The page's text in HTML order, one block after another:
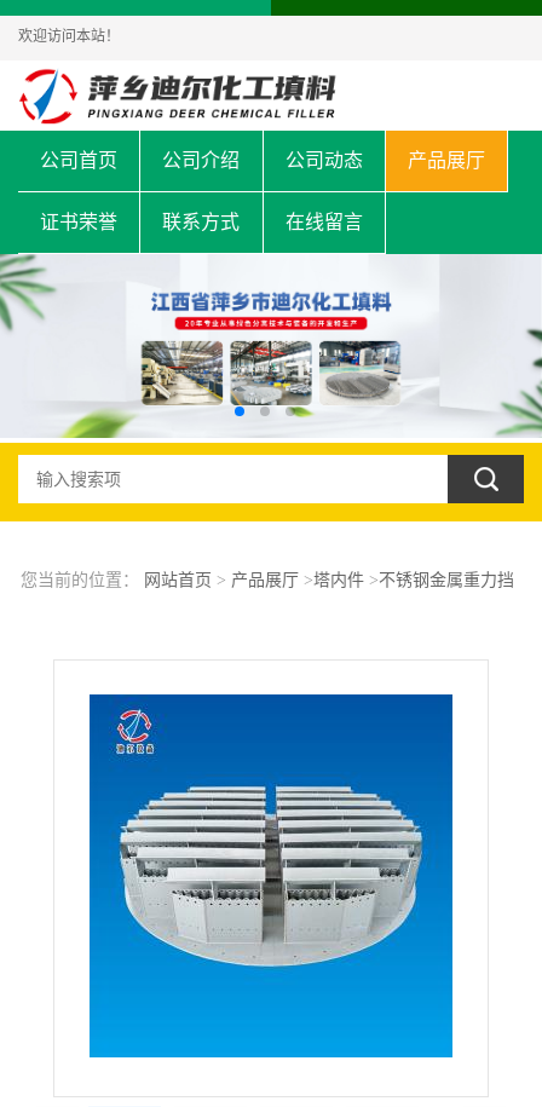
欢迎访问本站！
公司首页 公司介绍 公司动态 产品展厅
证书荣誉 联系方式 在线留言
您当前的位置： 网站首页 > 产品展厅>塔内件>不锈钢金属重力挡